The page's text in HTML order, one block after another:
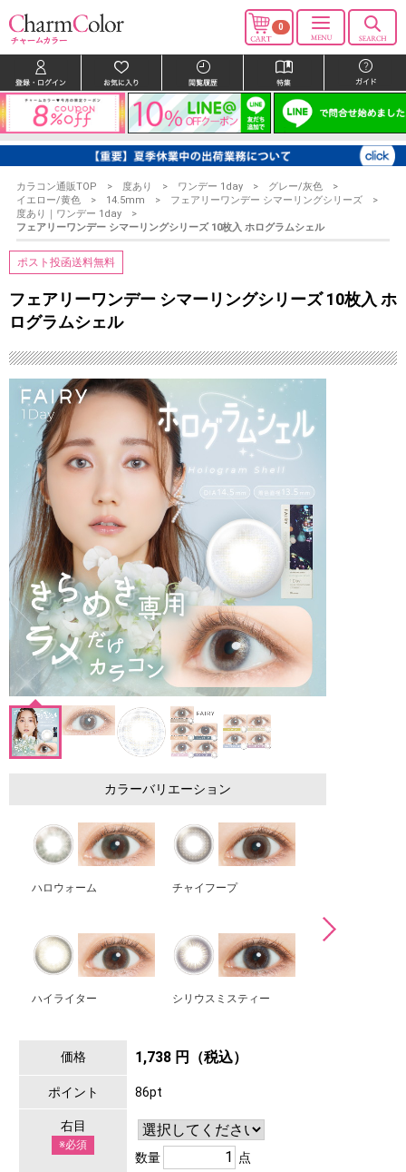
0
カラコン通販TOP 度あり ワンデー 1day
グレー/灰色
イエロー/黄色
14.5mm
フェアリーワンデー シマーリングシリーズ
度あり｜ワンデー 1day
フェアリーワンデー シマーリングシリーズ 10枚入 ホログラムシェル
ポスト投函送料無料
フェアリーワンデー シマーリングシリーズ 10枚入 ホ
ログラムシェル
カラーバリエーション
ハロウォーム チャイフープ
ハイライター シリウスミスティー
価格 1,738 円（税込）
ポイント 86pt
右目
※必須
数量 点